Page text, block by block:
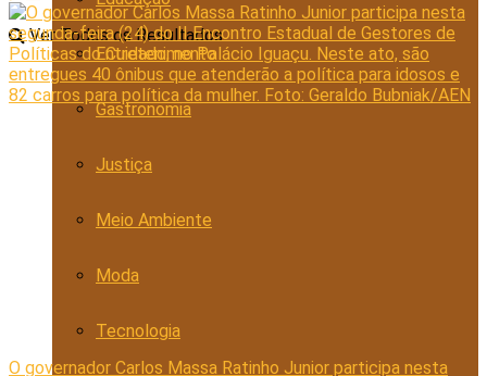
Entretenimento
Gastronomia
Justiça
Meio Ambiente
Moda
Tecnologia
Ver Todos os Resultados
O governador Carlos Massa Ratinho Junior participa nesta